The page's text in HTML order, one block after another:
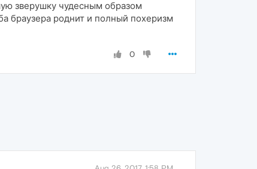
зверушку чудесным образом
браузера роднит и полный похеризм
0